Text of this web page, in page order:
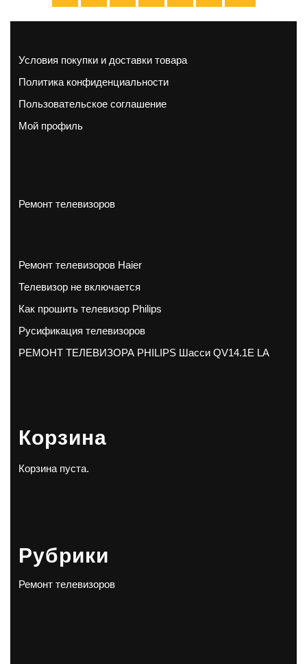
Условия покупки и доставки товара
Политика конфиденциальности
Пользовательское соглашение
Мой профиль
Ремонт телевизоров
Ремонт телевизоров Haier
Телевизор не включается
Как прошить телевизор Philips
Русификация телевизоров
РЕМОНТ ТЕЛЕВИЗОРА PHILIPS Шасси QV14.1E LA
Корзина
Корзина пуста.
Рубрики
Ремонт телевизоров